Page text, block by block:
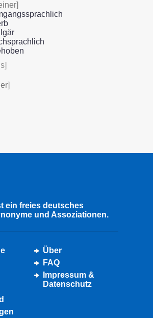
ein freies deutsches
und Assoziationen.
Über
FAQ
Impressum &
Datenschutz